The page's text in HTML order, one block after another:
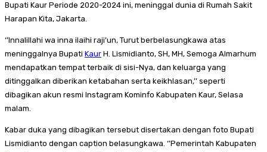
Bupati Kaur Periode 2020-2024 ini, meninggal dunia di Rumah Sakit
Harapan Kita, Jakarta.
‘’Innalillahi wa inna ilaihi raji’un, Turut berbelasungkawa atas
meninggalnya Bupati Kaur H. Lismidianto, SH, MH, Semoga Almarhum
mendapatkan tempat terbaik di sisi-Nya, dan keluarga yang
ditinggalkan diberikan ketabahan serta keikhlasan,’’ seperti
dibagikan akun resmi Instagram Kominfo Kabupaten Kaur, Selasa
malam.
Kabar duka yang dibagikan tersebut disertakan dengan foto Bupati
Lismidianto dengan caption belasungkawa. ‘’Pemerintah Kabupaten